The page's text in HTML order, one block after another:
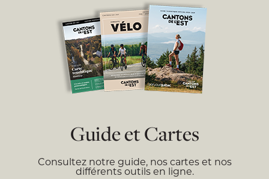
Guide et Cartes
Consultez notre guide, nos cartes et nos
différents outils en ligne.